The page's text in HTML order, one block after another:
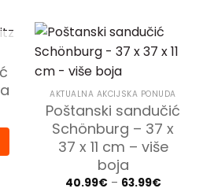
AKTUALNA AKCIJSKA PONUDA
Poštanski sandučić
Schönburg – 37 x
37 x 11 cm – više
boja
40.99€ – 63.99€Price